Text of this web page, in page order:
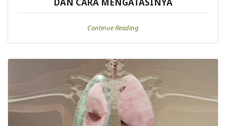
DAN CARA MENGATASINYA
Continue Reading